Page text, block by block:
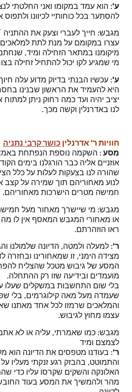
ע': הוא עמד במקומו ואני החלטתי
להסתער בכל כוחותיי לכיוונו ולתפוס
מגבש: חייך לעברי וצעק את ההתניה
עצרו במקומם על מנת לתת למלאכים
מיקומנו במתאר הזחילה ומיד,
מי שמגיע לקו יכול להתחיל זחילה
ע': עכשיו הבנתי בדיוק מדוע עלה
היא להעמיד את הראשון שבנינו
יציב יהיה ועד כמה רחוק ניתן למתוח
לנו באדרנלין וקשה מכך.
חוויות ר' אדרנלין כושר קרבי נתניה
מסע : השקמה נוספת הנפתחת
אוזניים אליה כבר הורגלנו בימים
שהורה לנו בצעקות לעלות על כלל
לנוע מאחוריהם תוך שמירה על קצב
חמישה מטרים הישרכות מאחוריהם.
מגבש: מי שיישרך מאחור מעל
או מאחורי המגבש המאסף אין לו
ראו הוזהרתם.
ר': למעלה ולמטה, הדיונה שלמולנו
מצידה הימני, זו שמאחורינו ובחזרה
המסע של גיבוש מטכל שהצליח
מועמדים ובידיעה שזו רק ההתחלה.
בלי שום התחשבות במשקלים שעלו
שעמדה מעל מאה קילוגרמים, בלי
והמלאכים שרמזו לכל אחד מאתנו
עצמו מחוץ לגיבוש.
מגבש: כמו שאמרתי, עליה או לא
לצמצם ומיד
ר': בעודנו מטפסים את הדיונה הוא
והתמוטט, בהבזק רגע זנקתי מעליו
האלונקה והשקים שקרסו עליו כדי
מהר ולהמשיך את המסע בעוד